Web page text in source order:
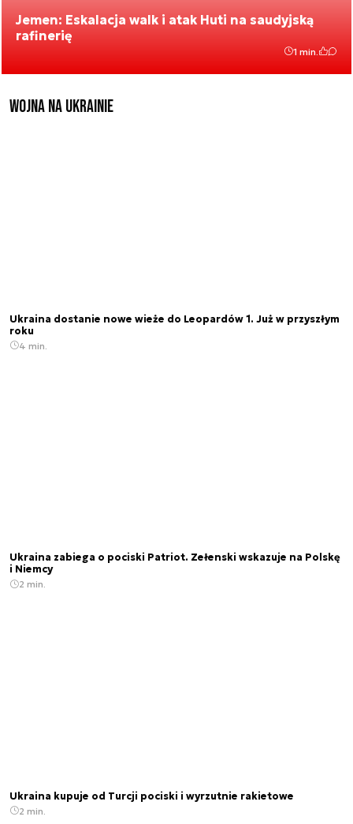
Jemen: Eskalacja walk i atak Huti na saudyjską
rafinerię
1 min.
Wojna na Ukrainie
Ukraina dostanie nowe wieże do Leopardów 1. Już w przyszłym
roku
4 min.
Ukraina zabiega o pociski Patriot. Zełenski wskazuje na Polskę
i Niemcy
2 min.
Ukraina kupuje od Turcji pociski i wyrzutnie rakietowe
2 min.